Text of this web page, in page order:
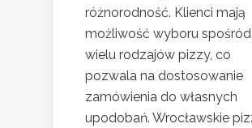
różnorodność. Klienci mają
możliwość wyboru spośród
wielu rodzajów pizzy, co
pozwala na dostosowanie
zamówienia do własnych
upodobań. Wrocławskie